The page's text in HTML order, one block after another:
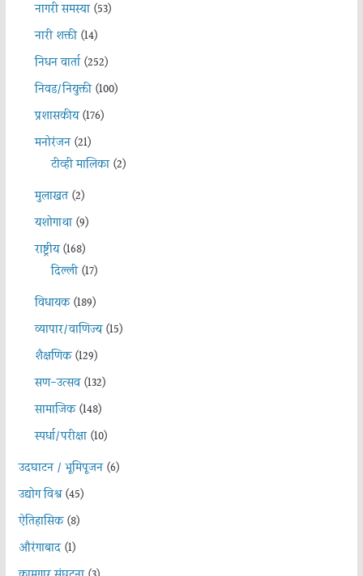
नागरी समस्या(53)
नारी शक्ती(14)
निधन वार्ता(252)
निवड/नियुक्ती(100)
प्रशासकीय(176)
मनोरंजन(21)
टीव्ही मालिका(2)
मुलाखत(2)
यशोगाथा(9)
राष्ट्रीय(168)
दिल्ली(17)
विधायक(189)
व्यापार/वाणिज्य(15)
शैक्षणिक(129)
सण-उत्सव(132)
सामाजिक(148)
स्पर्धा/परीक्षा(10)
उदघाटन / भूमिपूजन(6)
उद्योग विश्व(45)
ऐतिहासिक(8)
औरंगाबाद(1)